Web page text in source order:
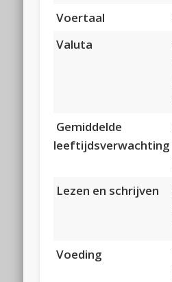
Voertaal
Valuta
Gemiddelde
leeftijdsverwachting
Lezen en schrijven
Voeding